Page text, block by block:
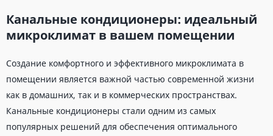
Канальные кондиционеры: идеальный
микроклимат в вашем помещении
Создание комфортного и эффективного микроклимата в
помещении является важной частью современной жизни
как в домашних, так и в коммерческих пространствах.
Канальные кондиционеры стали одним из самых
популярных решений для обеспечения оптимального